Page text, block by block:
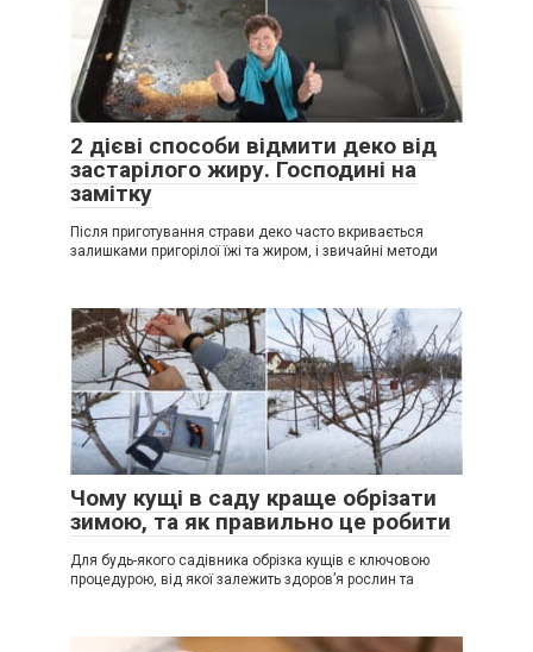
2 дієві способи відмити деко від
застарілого жиру. Господині на
замітку
Після приготування страви деко часто вкривається
залишками пригорілої їжі та жиром, і звичайні методи
Чому кущі в саду краще обрізати
зимою, та як правильно це робити
Для будь-якого садівника обрізка кущів є ключовою
процедурою, від якої залежить здоров’я рослин та